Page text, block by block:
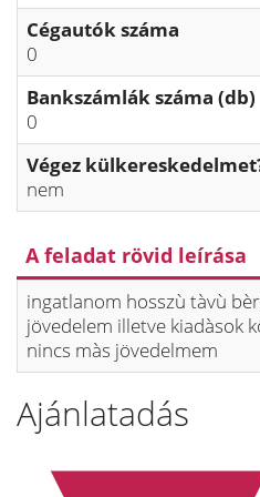
Cégautók száma
0
Bankszámlák száma (db)
0
Végez
nem
A feladat rövid leírása
ingatlanom hosszù tàvù
jövedelem illetve kiadàsok
nincs màs jövedelmem
Ajánlatadás